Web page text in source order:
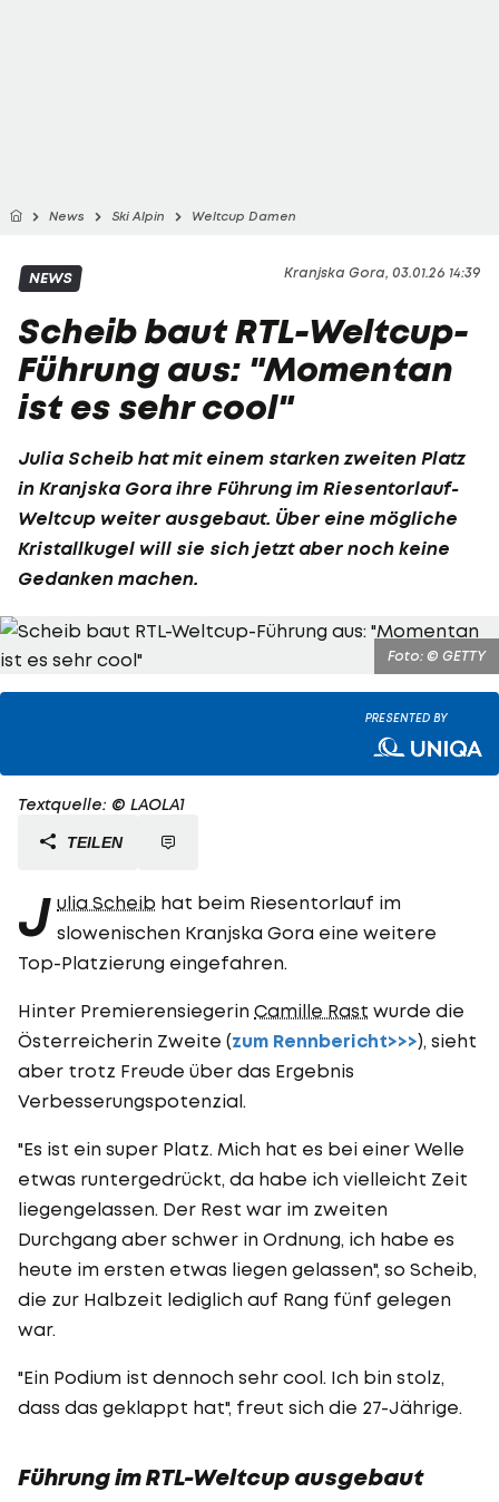
News Ski Alpin Weltcup Damen
Kranjska Gora, 03.01.26 14:39
NEWS
Scheib baut RTL-Weltcup-
Führung aus: "Momentan
ist es sehr cool"
Julia Scheib hat mit einem starken zweiten Platz
in Kranjska Gora ihre Führung im Riesentorlauf-
Weltcup weiter ausgebaut. Über eine mögliche
Kristallkugel will sie sich jetzt aber noch keine
Gedanken machen.
Foto: © GETTY
PRESENTED BY
Textquelle: © LAOLA1
TEILEN
J ulia Scheib hat beim Riesentorlauf im
slowenischen Kranjska Gora eine weitere
Top-Platzierung eingefahren.
Hinter Premierensiegerin Camille Rast wurde die
Österreicherin Zweite (zum Rennbericht>>>), sieht
aber trotz Freude über das Ergebnis
Verbesserungspotenzial.
"Es ist ein super Platz. Mich hat es bei einer Welle
etwas runtergedrückt, da habe ich vielleicht Zeit
liegengelassen. Der Rest war im zweiten
Durchgang aber schwer in Ordnung, ich habe es
heute im ersten etwas liegen gelassen", so Scheib,
die zur Halbzeit lediglich auf Rang fünf gelegen
war.
"Ein Podium ist dennoch sehr cool. Ich bin stolz,
dass das geklappt hat", freut sich die 27-Jährige.
Führung im RTL-Weltcup ausgebaut